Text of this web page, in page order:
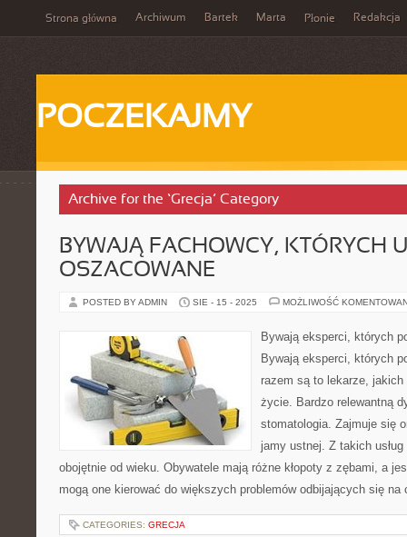
Strona główna Archiwum Bartek Marta Płonie Redakcja
POCZEKAJMY
Archive for the ‘Grecja’ Category
BYWAJĄ FACHOWCY, KTÓRYCH
OSZACOWANE
POSTED BY ADMIN SIE - 15 - 2025 MOŻLIWOŚĆ
Bywają eksperci, których
Bywają eksperci, których
razem są to lekarze,
życie. Bardzo relewantną
stomatologia. Zajmuje się
jamy ustnej. Z takich
obojętnie od wieku. Obywatele mają różne kłopoty z zębami, a
mogą one kierować do większych problemów odbijających się na
CATEGORIES: GRECJA